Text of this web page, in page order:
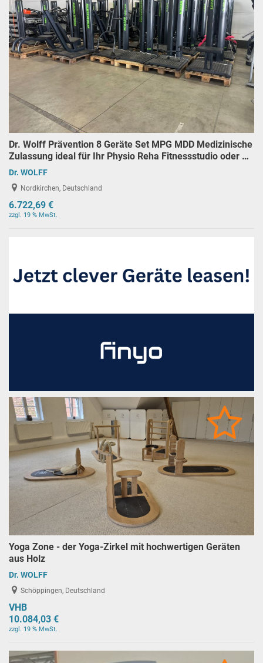
Dr. Wolff Prävention 8 Geräte Set MPG MDD Medizinische
Zulassung ideal für Ihr Physio Reha Fitnessstudio oder …
Dr. WOLFF
Nordkirchen, Deutschland
6.722,69 €
zzgl. 19 % MwSt.
Yoga Zone - der Yoga-Zirkel mit hochwertigen Geräten
aus Holz
Dr. WOLFF
Schöppingen, Deutschland
VHB
10.084,03 €
zzgl. 19 % MwSt.